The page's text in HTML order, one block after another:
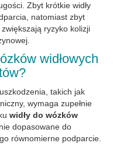
Zbyt krótkie widły
natomiast zbyt
ryzyko kolizji
widłowych
takich jak
wymaga zupełnie
widły do wózków
dopasowane do
równomierne podparcie.